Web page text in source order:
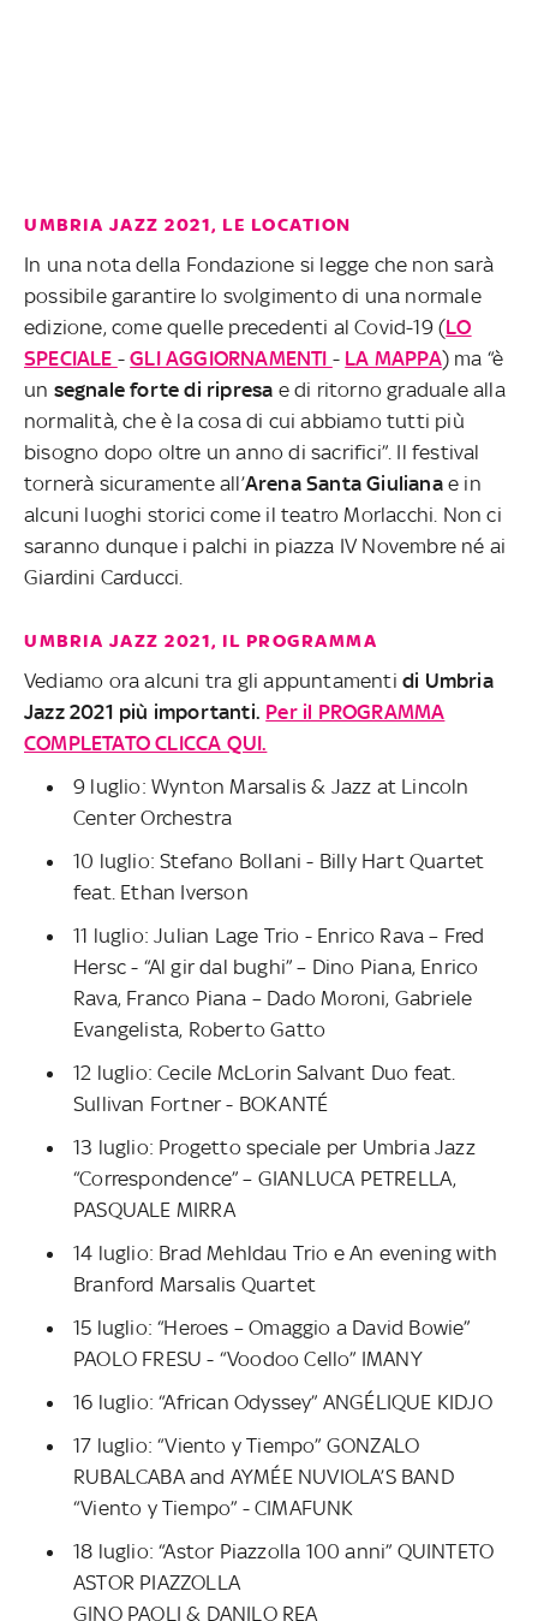
UMBRIA JAZZ 2021, LE LOCATION
In una nota della Fondazione si legge che non sarà
possibile garantire lo svolgimento di una normale
edizione, come quelle precedenti al Covid-19 (LO
SPECIALE -GLI AGGIORNAMENTI - LA MAPPA) ma “è
un segnale forte di ripresa e di ritorno graduale alla
normalità, che è la cosa di cui abbiamo tutti più
bisogno dopo oltre un anno di sacrifici”. Il festival
tornerà sicuramente all’Arena Santa Giulianae in
alcuni luoghi storici come il teatro Morlacchi. Non ci
saranno dunque i palchi in piazza IV Novembre né ai
Giardini Carducci.
UMBRIA JAZZ 2021, IL PROGRAMMA
Vediamo ora alcuni tra gli appuntamenti di Umbria
Jazz 2021 più importanti. Per il PROGRAMMA
COMPLETATO CLICCA QUI.
9 luglio: Wynton Marsalis & Jazz at Lincoln
Center Orchestra
10 luglio: Stefano Bollani - Billy Hart Quartet
feat. Ethan Iverson
11 luglio: Julian Lage Trio - Enrico Rava – Fred
Hersc - “Al gir dal bughi” – Dino Piana, Enrico
Rava, Franco Piana – Dado Moroni, Gabriele
Evangelista, Roberto Gatto
12 luglio: Cecile McLorin Salvant Duo feat.
Sullivan Fortner - BOKANTÉ
13 luglio: Progetto speciale per Umbria Jazz
“Correspondence” – GIANLUCA PETRELLA,
PASQUALE MIRRA
14 luglio: Brad Mehldau Trio e An evening with
Branford Marsalis Quartet
15 luglio: “Heroes – Omaggio a David Bowie”
PAOLO FRESU - “Voodoo Cello” IMANY
16 luglio: “African Odyssey” ANGÉLIQUE KIDJO
17 luglio: “Viento y Tiempo” GONZALO
RUBALCABA and AYMÉE NUVIOLA’S BAND
“Viento y Tiempo” - CIMAFUNK
18 luglio: “Astor Piazzolla 100 anni” QUINTETO
ASTOR PIAZZOLLA
GINO PAOLI & DANILO REA